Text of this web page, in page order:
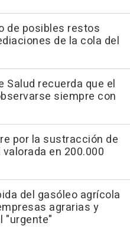
de posibles restos
de la cola del
Salud recuerda que el
siempre con
por la sustracción de
en 200.000
del gasóleo agrícola
agrarias y
"urgente"